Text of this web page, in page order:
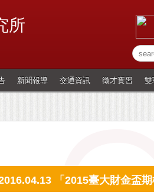
所
新聞報導 交通資訊 徵才實習 雙
「2015臺大財金盃